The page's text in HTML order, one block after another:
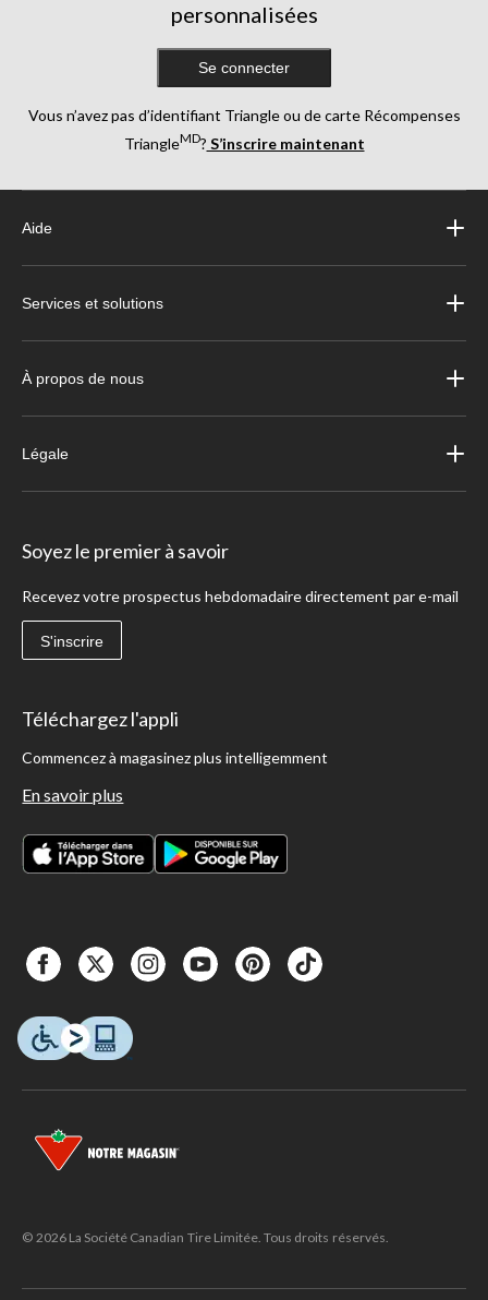
personnalisées
Se connecter
Vous n’avez pas d’identifiant Triangle ou de carte Récompenses
TriangleMD? S’inscrire maintenant
Aide
Services et solutions
À propos de nous
Légale
Soyez le premier à savoir
Recevez votre prospectus hebdomadaire directement par e-mail
S'inscrire
Téléchargez l'appli
Commencez à magasinez plus intelligemment
En savoir plus
© 2026 La Société Canadian Tire Limitée. Tous droits réservés.